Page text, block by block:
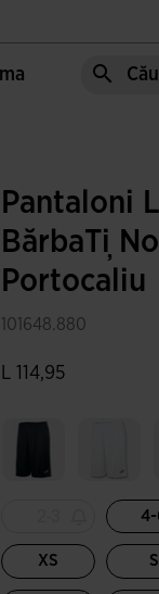
Pantaloni
BărbaȚi
Portocaliu
101648.880
L 114,95
4-
XS S